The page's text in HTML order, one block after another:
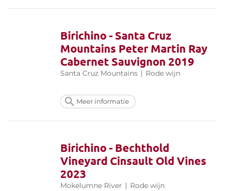
Birichino - Santa Cruz
Mountains Peter Martin Ray
Cabernet Sauvignon 2019
Santa Cruz Mountains | Rode wijn
Meer informatie
Birichino - Bechthold
Vineyard Cinsault Old Vines
2023
Mokelumne River | Rode wijn